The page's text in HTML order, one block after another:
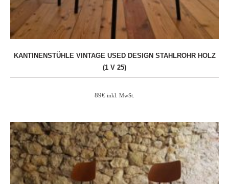
KANTINENSTÜHLE VINTAGE USED DESIGN STAHLROHR HOLZ
(1 V 25)
89€ inkl. MwSt.